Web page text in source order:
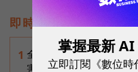
即時熱門文章
1 全台最大全聯首日業績破
害的大型店！為何把餐廳
掌握最新 AI
立即訂閱《數位